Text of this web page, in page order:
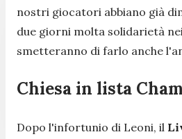
nostri giocatori abbiano già
due giorni molta solidarietà
smetteranno di farlo anche
Chiesa in lista
Dopo l'infortunio di Leoni, il